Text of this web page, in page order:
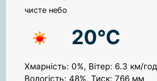
чисте небо
20°C
Хмарність: 0%, Вітер: 6.3 км/год
Вологість: 48%, Тиск: 766 мм